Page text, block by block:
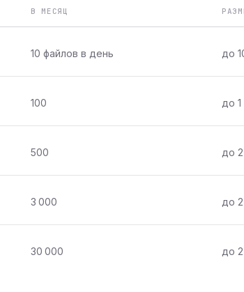
В МЕСЯЦ
10 файлов в день до
100 до 1
500 до
3 000 до
30 000 до